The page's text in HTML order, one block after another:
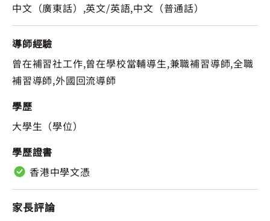
中文（廣東話）,英文/英語,中文（普通話）
導師經驗
曾在補習社工作,曾在學校當輔導生,兼職補習導師,全職
補習導師,外國回流導師
學歷
大學生（學位）
學歷證書
香港中學文憑
家長評論